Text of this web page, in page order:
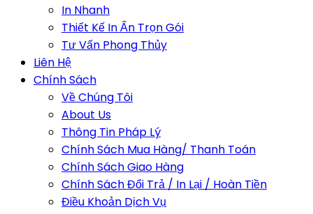
In Nhanh
Thiết Kế In Ấn Trọn Gói
Tư Vấn Phong Thủy
Liên Hệ
Chính Sách
Về Chúng Tôi
About Us
Thông Tin Pháp Lý
Chính Sách Mua Hàng/ Thanh Toán
Chính Sách Giao Hàng
Chính Sách Đổi Trả / In Lại / Hoàn Tiền
Điều Khoản Dịch Vụ